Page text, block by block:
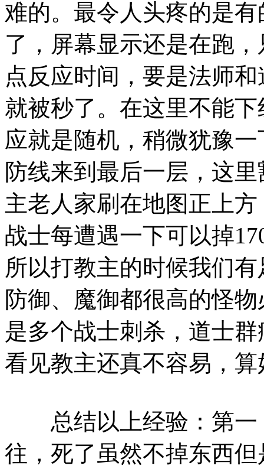
难的。最令人头疼的是
了，屏幕显示还是在跑
点反应时间，要是法师
就被秒了。在这里不能
应就是随机，稍微犹豫
防线来到最后一层，这
主老人家刷在地图正上
战士每遭遇一下可以掉
所以打教主的时候我们
防御、魔御都很高的怪
是多个战士刺杀，道士
看见教主还真不容易，
总结以上经验：第一
往，死了虽然不掉东西